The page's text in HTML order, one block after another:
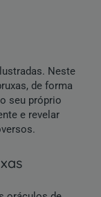
Neste
de forma
seu próprio
e revelar